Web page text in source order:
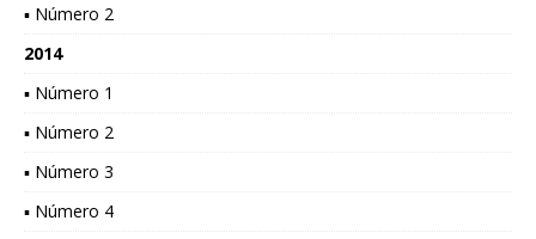
▪ Número 2
2014
▪ Número 1
▪ Número 2
▪ Número 3
▪ Número 4